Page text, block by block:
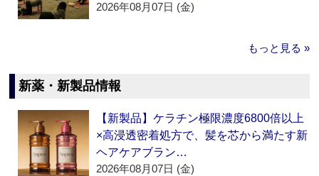
2026年08月07日 (金)
もっと見る »
新薬・新製品情報
【新製品】ケラチン極限濃度6800倍以上
×高浸透密着処方で、髪を芯から満たす新
ヘアケアブラン…
2026年08月07日 (金)